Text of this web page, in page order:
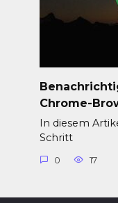
Chrome-
In diesem
Schritt
0 17